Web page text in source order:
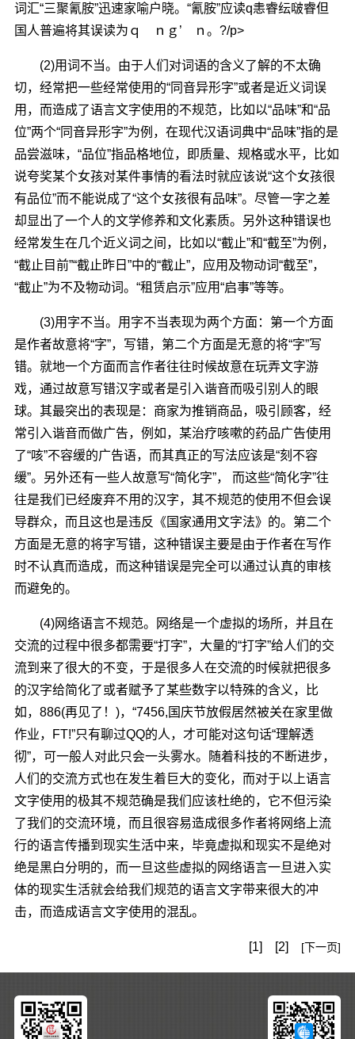
词汇“三聚氰胺”迅速家喻户晓。“氰胺”应读q恚睿纭啵睿但
国人普遍将其误读为ｑ ｎｇ’ ｎ。?/p>
(2)用词不当。由于人们对词语的含义了解的不太确
切，经常把一些经常使用的“同音异形字”或者是近义词误
用，而造成了语言文字使用的不规范，比如以“品味”和“品
位”两个“同音异形字”为例，在现代汉语词典中“品味”指的是
品尝滋味，“品位”指品格地位，即质量、规格或水平，比如
说夸奖某个女孩对某件事情的看法时就应该说“这个女孩很
有品位”而不能说成了“这个女孩很有品味”。尽管一字之差
却显出了一个人的文学修养和文化素质。另外这种错误也
经常发生在几个近义词之间，比如以“截止”和“截至”为例，
“截止目前”“截止昨日”中的“截止”，应用及物动词“截至”，
“截止”为不及物动词。“租赁启示”应用“启事”等等。
(3)用字不当。用字不当表现为两个方面：第一个方面
是作者故意将“字”，写错，第二个方面是无意的将“字”写
错。就地一个方面而言作者往往时候故意在玩弄文字游
戏，通过故意写错汉字或者是引入谐音而吸引别人的眼
球。其最突出的表现是：商家为推销商品，吸引顾客，经
常引入谐音而做广告，例如，某治疗咳嗽的药品广告使用
了“咳”不容缓的广告语，而其真正的写法应该是“刻不容
缓”。另外还有一些人故意写“简化字”， 而这些“简化字”往
往是我们已经废弃不用的汉字，其不规范的使用不但会误
导群众，而且这也是违反《国家通用文字法》的。第二个
方面是无意的将字写错，这种错误主要是由于作者在写作
时不认真而造成，而这种错误是完全可以通过认真的审核
而避免的。
(4)网络语言不规范。网络是一个虚拟的场所，并且在
交流的过程中很多都需要“打字”，大量的“打字”给人们的交
流到来了很大的不变，于是很多人在交流的时候就把很多
的汉字给简化了或者赋予了某些数字以特殊的含义，比
如，886(再见了！)，“7456,国庆节放假居然被关在家里做
作业，FT!”只有聊过QQ的人，才可能对这句话“理解透
彻”，可一般人对此只会一头雾水。随着科技的不断进步，
人们的交流方式也在发生着巨大的变化，而对于以上语言
文字使用的极其不规范确是我们应该杜绝的，它不但污染
了我们的交流环境，而且很容易造成很多作者将网络上流
行的语言传播到现实生活中来，毕竟虚拟和现实不是绝对
绝是黑白分明的，而一旦这些虚拟的网络语言一旦进入实
体的现实生活就会给我们规范的语言文字带来很大的冲
击，而造成语言文字使用的混乱。
[1] [2] [下一页]